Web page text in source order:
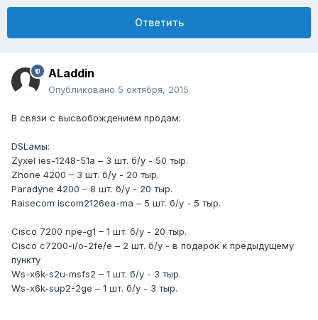
Ответить
ALaddin
Опубликовано 5 октября, 2015
В связи с высвобождением продам:
DSLамы:
Zyxel ies-1248-51a – 3 шт. б/у - 50 тыр.
Zhone 4200 – 3 шт. б/у - 20 тыр.
Paradyne 4200 – 8 шт. б/у - 20 тыр.
Raisecom iscom2126ea-ma – 5 шт. б/у - 5 тыр.
Cisco 7200 npe-g1 – 1 шт. б/у - 20 тыр.
Cisco c7200-i/o-2fe/e – 2 шт. б/у - в подарок к предыдущему
пункту
Ws-x6k-s2u-msfs2 – 1 шт. б/у - 3 тыр.
Ws-x6k-sup2-2ge – 1 шт. б/у - 3 тыр.